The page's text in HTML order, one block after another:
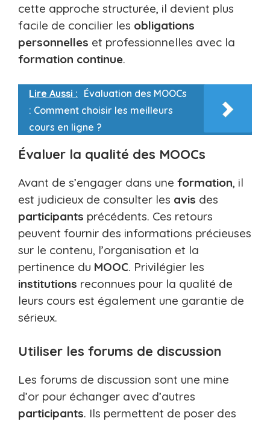
cette approche structurée, il devient plus
facile de concilier les obligations
personnelles et professionnelles avec la
formation continue.
Lire Aussi : Évaluation des MOOCs
: Comment choisir les meilleurs
cours en ligne ?
Évaluer la qualité des MOOCs
Avant de s’engager dans une formation, il
est judicieux de consulter les avis des
participants précédents. Ces retours
peuvent fournir des informations précieuses
sur le contenu, l’organisation et la
pertinence du MOOC. Privilégier les
institutions reconnues pour la qualité de
leurs cours est également une garantie de
sérieux.
Utiliser les forums de discussion
Les forums de discussion sont une mine
d’or pour échanger avec d’autres
participants. Ils permettent de poser des